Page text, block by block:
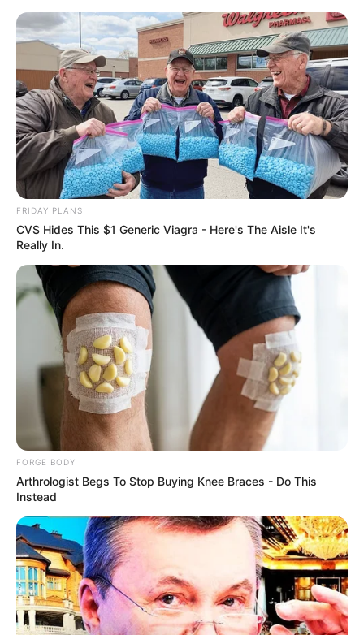
укр рус
Главная/Спорт
Команда "Гелиос-2" одержала первую
победу в первенстве Харьковской
области по футболу
19.07.2010, 12:17
Матчи тринадцатого тура чемпионата Харьковской
области по футболу среди команд Высшей лиги
состоялись 17 июля.
областной федерации футбола (ХОФФ), матчи тура
закончились с такими результатами: "Локомотив"
(Купянск) - "Колос" (Золочев) - 5:0, "Энергетик"
(Комсомольское, Змиевской р-н) - "Ника-СМК"
(Харьков) - 1:2, "Зооветакадемия" (Малая Даниловка,
Дергачевский р-н) - "Газовик" (Червоный Донец,
Балаклейский р-н) - 2:2 (матч сыгран 9 июня),
"Энергетик" (Солоницевка, Дергачевский р-н) - "Колос"
(Сахновщина) - 7:3, "Спарта" (Харьков) - ФК "Змиев" -
3:0, "Локомотив" (Панютино, Лозовской р-н) -
"Металлург" (Купянск) - 2:1, "Гелиос-2" (Харьков) - ФК
"Волчанск" - 3:2.
В ХОФФ также сообщили, что 17 июля прошли матчи
двенадцатого тура первенства области среди команд
Первой лиги. Их результаты следующие: "Донец"
(Печенеги) - ФК "Лозовая" - 4:4, "Старт" (Эсхар,
Чугуевский р-н) - "Олимп" (Богодухов) - 4:0, ФК
"Кегичевка" - "Колос" (Близнюки) - 3:0 (за неявку на
матч команде "Колос" засчитано техническое
поражение), "Маяк-Валмер" (Валки) - "Олимпик"
(Люботин) - 8:0, "Цементник" (Балаклея) - "Колос"
(Барвенково) - 1:2, "Факел" (Красноград) - "Колос"
(Зачепиловка) - 2:0, "Альфредо-Сич" (Новая Водолага) -
"ЭТМ" (Харьков) - 0:2.